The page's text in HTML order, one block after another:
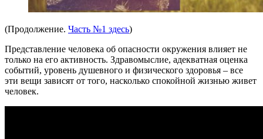
(Продолжение. Часть №1 здесь)
Представление человека об опасности окружения влияет не
только на его активность. Здравомыслие, адекватная оценка
событий, уровень душевного и физического здоровья – все
эти вещи зависят от того, насколько спокойной жизнью живет
человек.